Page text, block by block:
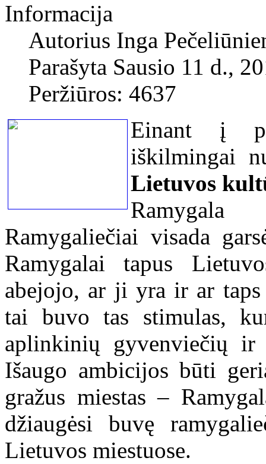
Informacija
Autorius Inga
Parašyta Sausio 11 d.,
Peržiūros: 4637
Einant į
iškilmingai
Lietuvos
Ramygaliečiai visada
Ramygalai tapus
abejojo, ar ji yra ir ar taps
tai buvo tas stimulas,
aplinkinių gyvenviečių ir
Išaugo ambicijos būti
gražus miestas –
džiaugėsi buvę
Lietuvos miestuose.